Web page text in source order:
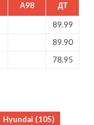
A98 ДТ
89.99
89.90
78.95
Hyundai (105)